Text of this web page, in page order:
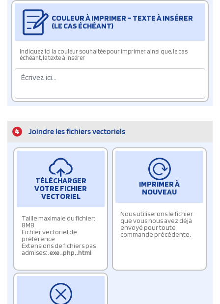
COULEUR À IMPRIMER – TEXTE À INSÉRER
(LE CAS ÉCHÉANT)
Indiquez ici la couleur souhaitée pour imprimer ainsi que, le cas
échéant, le texte à insérer
4 Joindre les fichiers vectoriels
TÉLÉCHARGER
VOTRE FICHIER
VECTORIEL
Taille maximale du fichier:
8MB
Fichier vectoriel de
préférence
Extensions de fichiers pas
admises:.exe,.php,.html
IMPRIMER À
NOUVEAU
Nous utiliserons le fichier
que vous nous avez déjà
envoyé pour toute
commande précédente.